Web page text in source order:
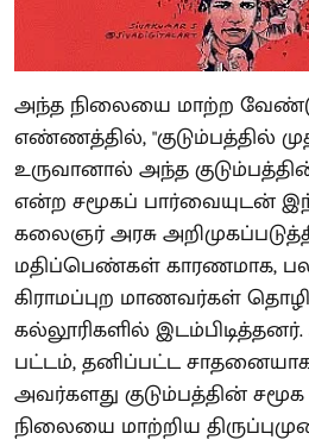
அந்த நிலையை மாற்ற
எண்ணத்தில், "குடும்பத்தில்
உருவானால் அந்த
என்ற சமூகப் பார்வையுடன்
கலைஞர் அரசு
மதிப்பெண்கள் காரணமாக,
கிராமப்புற மாணவர்கள்
கல்லூரிகளில்
பட்டம், தனிப்பட்ட
அவர்களது குடும்பத்தின்
நிலையை மாற்றிய